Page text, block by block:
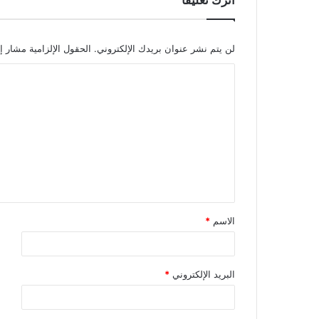
لن يتم نشر عنوان بريدك الإلكتروني. الحقول الإلزامية مشار
الاسم *
البريد الإلكتروني *